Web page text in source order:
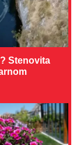
Stenovita